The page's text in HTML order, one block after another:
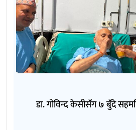
डा. गोविन्द केसीसँग ७ बुँदे